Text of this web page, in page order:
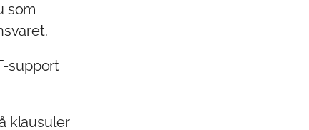
som
support
klausuler